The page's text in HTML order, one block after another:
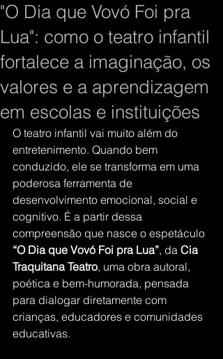
"O Dia que Vovó Foi pra
Lua": como o teatro infantil
fortalece a imaginação, os
valores e a aprendizagem
em escolas e instituições
O teatro infantil vai muito além do
entretenimento. Quando bem
conduzido, ele se transforma em uma
poderosa ferramenta de
desenvolvimento emocional, social e
cognitivo. É a partir dessa
compreensão que nasce o espetáculo
“O Dia que Vovó Foi pra Lua”, da Cia
Traquitana Teatro, uma obra autoral,
poética e bem-humorada, pensada
para dialogar diretamente com
crianças, educadores e comunidades
educativas.